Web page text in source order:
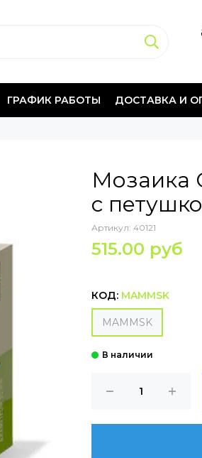
ГРАФИК РАБОТЫ ДОСТАВКА И
Мозаика
с
Артикул: 40121
515.00 руб
КОД: MAMMSK
MAMMSK